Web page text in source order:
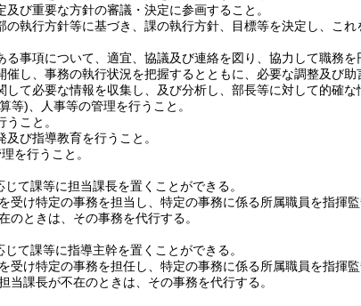
及び重要な方針の審議・決定に参画すること。
の執行方針等に基づき、課の執行方針、目標等を決定し、こ
る事項について、適宜、協議及び連絡を図り、協力して職務を
催し、事務の執行状況を把握するとともに、必要な調整及び助
して必要な情報を収集し、及び分析し、部長等に対して的確な
等) 、人事等の管理を行うこと。
こと。
び指導教育を行うこと。
を行うこと。
て課等に担当課長を置くことができる。
受け特定の事務を担当し、特定の事務に係る所属職員を指揮監
のときは、その事務を代行する。
て課等に指導主幹を置くことができる。
受け特定の事務を担任し、特定の事務に係る所属職員を指揮監
当課長が不在のときは、その事務を代行する。